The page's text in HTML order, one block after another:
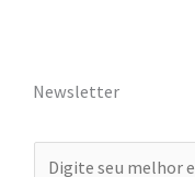
Newsletter